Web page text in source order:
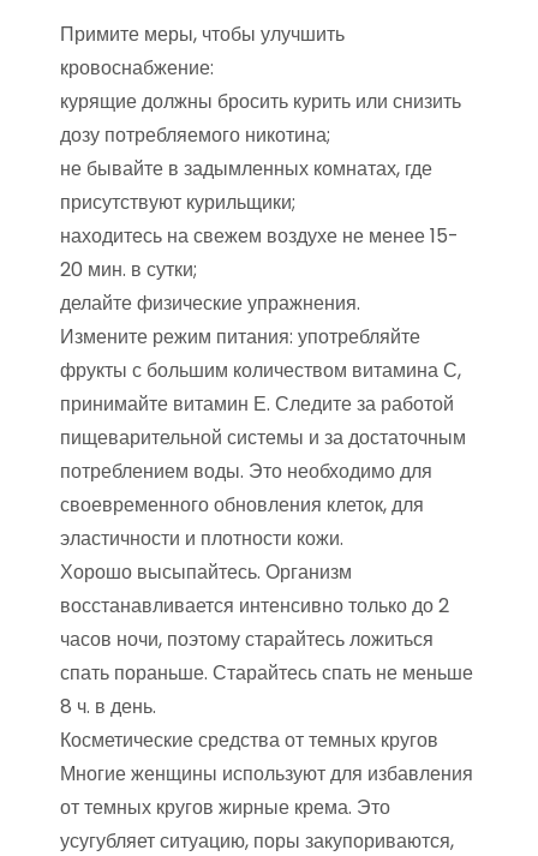
Примите меры, чтобы улучшить
кровоснабжение:
курящие должны бросить курить или снизить
дозу потребляемого никотина;
не бывайте в задымленных комнатах, где
присутствуют курильщики;
находитесь на свежем воздухе не менее 15-
20 мин. в сутки;
делайте физические упражнения.
Измените режим питания: употребляйте
фрукты с большим количеством витамина С,
принимайте витамин Е. Следите за работой
пищеварительной системы и за достаточным
потреблением воды. Это необходимо для
своевременного обновления клеток, для
эластичности и плотности кожи.
Хорошо высыпайтесь. Организм
восстанавливается интенсивно только до 2
часов ночи, поэтому старайтесь ложиться
спать пораньше. Старайтесь спать не меньше
8 ч. в день.
Косметические средства от темных кругов
Многие женщины используют для избавления
от темных кругов жирные крема. Это
усугубляет ситуацию, поры закупориваются,